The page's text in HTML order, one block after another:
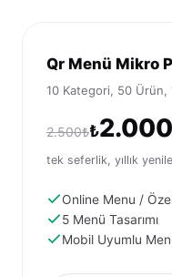
Qr Menü Mikro
10 Kategori, 50 Ürün,
2.500₺₺2.000
tek seferlik, yıllık
Online Menu /
5 Menü Tasarımı
Mobil Uyumlu